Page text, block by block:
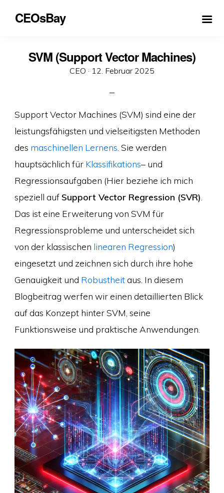
CEOsBay
SVM (Support Vector Machines)
CEO · Veröffentlicht
12. Februar 2025
Support Vector Machines (SVM) sind eine der
leistungsfähigsten und vielseitigsten Methoden
des maschinellen Lernens . Sie werden
hauptsächlich für Klassifikations– und
Regressionsaufgaben (Hier beziehe ich mich
speziell auf Support Vector Regression (SVR)
Das ist eine Erweiterung von SVM für
Regressionsprobleme und unterscheidet sich
von der klassischen linearen Regression)
eingesetzt und zeichnen sich durch ihre hohe
Genauigkeit und Robustheitaus. In diesem
Blogbeitrag werfen wir einen detaillierten Blick
auf das Konzept hinter SVM, seine
Funktionsweise und praktische Anwendungen.